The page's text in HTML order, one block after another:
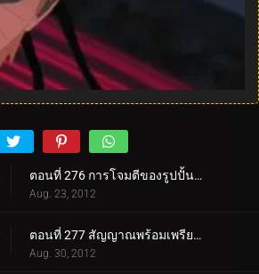
ตอนที่ 276 การโจมตีของรูปปั้นเกโดะ
Aug. 23, 2012
ตอนที่ 277 สัญญาณพร้อมเพรียงกัน
Aug. 30, 2012